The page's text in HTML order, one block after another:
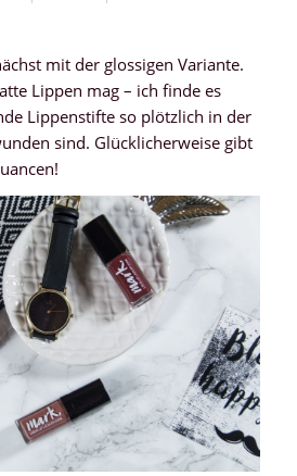
mit der glossigen Variante.
Lippen mag – ich finde es
Lippenstifte so plötzlich in der
sind. Glücklicherweise gibt